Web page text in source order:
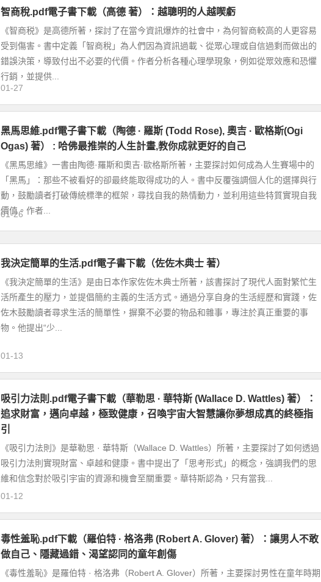
智商稅.pdf電子書下載（高德 著）：越聰明的人越喫虧
《智商税》是高德所著，探討了在當今資訊爆炸的社會中，為何智商較高的人更容易
受到傷害。書中定義「智商稅」為人們因為資訊過載、從眾心理或自信過剩而做出的
錯誤決策，導致付出不必要的代價。作者分析各種心理學現象，例如從眾效應和恐懼
行銷，並提供...
01-27
黑馬思維.pdf電子書下載（陶德 · 羅斯 (Todd Rose), 奧吉 · 歐格斯(Ogi
Ogas) 著） : 哈佛最推崇的人生計畫,教你成就更好的自己
《黑馬思維》一書由陶德·羅斯和奧吉·歐格斯所著，主要探討如何成為人生賽場中的
「黑馬」：那些不被看好的卻最終能取得成功的人。書中反覆強調個人化的選擇與行
動，鼓勵讀者打破傳統標準的框架，尋找自我的熱情動力，並利用這些特質實現自我
價值。作者...
01-26
我決定簡單的生活.pdf電子書下載（佐佐木典士 著）
《我決定簡單的生活》是由日本作家佐佐木典士所著，該書探討了現代人面對繁忙生
活所產生的壓力，並提倡簡約主義的生活方式。通過分享自身的生活經歷和實踐，佐
佐木鼓勵讀者尋求生活的簡單性，摒棄不必要的物品和雜事，專注於真正重要的事
物。他提出“少...
01-13
吸引力法則.pdf電子書下載（華勒思 · 華特斯 (Wallace D. Wattles) 著）：
追求財富，邁向卓越，極致健康，召喚宇宙大智慧讓你夢想成真的終極指
引
《吸引力法則》是華勒思 · 華特斯（Wallace D. Wattles）所著，主要探討了如何透過
吸引力法則實現財富、卓越和健康。書中提出了「思考形式」的概念，強調我們的思
維和信念對於吸引宇宙的資源和機會至關重要。華特斯認為，只有當我...
01-12
毒性羞恥.pdf下載（羅伯特 · 格洛弗 (Robert A. Glover) 著）：讓男人不敢
做自己、隱藏過錯、渴望認同的童年創傷
《毒性羞恥》是羅伯特 · 格洛弗（Robert A. Glover）所著，主要探討男性在童年時期